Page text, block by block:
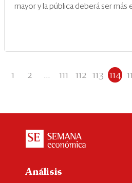
mayor y la pública deberá ser más
1 2 ... 111 112 113 114
Análisis